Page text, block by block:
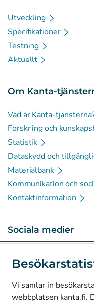
Vi samlar in
webbplatsen kanta.fi.
Utveckling
Specifikationer
Testning
Aktuellt
Om Kanta-
Vad är Kanta-
Forskning och
Statistik
Dataskydd och
Materialbank
Kommunikation och
Kontaktinformation
Sociala medier
LinkedIn(Avautuu
Facebook
Avautuu